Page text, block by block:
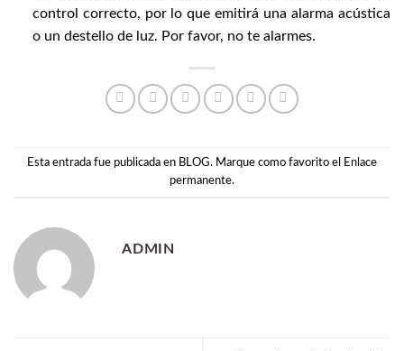
control correcto, por lo que emitirá una alarma acústica
o un destello de luz. Por favor, no te alarmes.
Esta entrada fue publicada en BLOG. Marque como favorito el
Enlace
permanente.
ADMIN